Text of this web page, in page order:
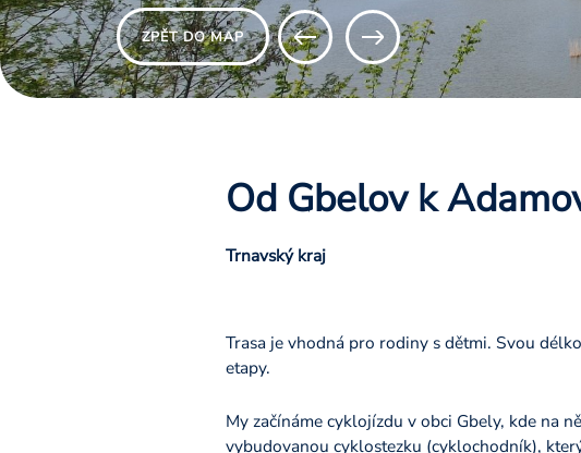
ZPĚT DO MAP
Od Gbelov k
Trnavský kraj
Trasa je vhodná pro rodiny s dětmi. Svou
etapy.
My začínáme cyklojízdu v obci Gbely, kde na
vybudovanou cyklostezku (cyklochodník),